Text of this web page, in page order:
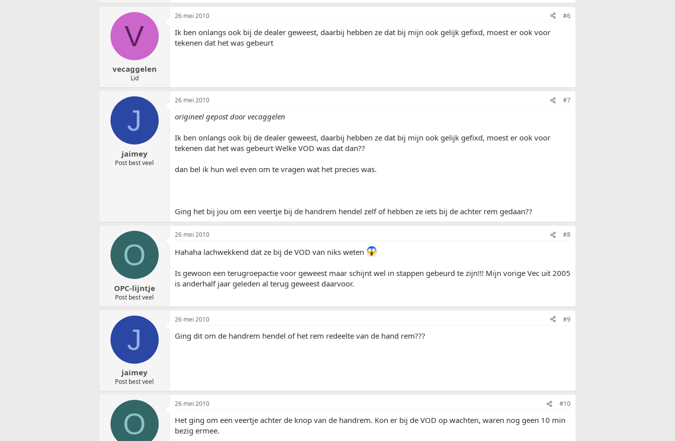
V
vecaggelen
Lid
26 mei 2010 #6
Ik ben onlangs ook bij de dealer geweest, daarbij hebben ze dat bij mijn ook gelijk gefixd, moest er ook voor
tekenen dat het was gebeurt
J
jaimey
Post best veel
26 mei 2010 #7
origineel gepost door vecaggelen
Ik ben onlangs ook bij de dealer geweest, daarbij hebben ze dat bij mijn ook gelijk gefixd, moest er ook voor
tekenen dat het was gebeurt Welke VOD was dat dan??
dan bel ik hun wel even om te vragen wat het precies was.
Ging het bij jou om een veertje bij de handrem hendel zelf of hebben ze iets bij de achter rem gedaan??
O
OPC-lijntje
Post best veel
26 mei 2010 #8
Hahaha lachwekkend dat ze bij de VOD van niks weten
Is gewoon een terugroepactie voor geweest maar schijnt wel in stappen gebeurd te zijn!!! Mijn vorige Vec uit 2005
is anderhalf jaar geleden al terug geweest daarvoor.
J
jaimey
Post best veel
26 mei 2010 #9
Ging dit om de handrem hendel of het rem redeelte van de hand rem???
O
26 mei 2010 #10
Het ging om een veertje achter de knop van de handrem. Kon er bij de VOD op wachten, waren nog geen 10 min
bezig ermee.